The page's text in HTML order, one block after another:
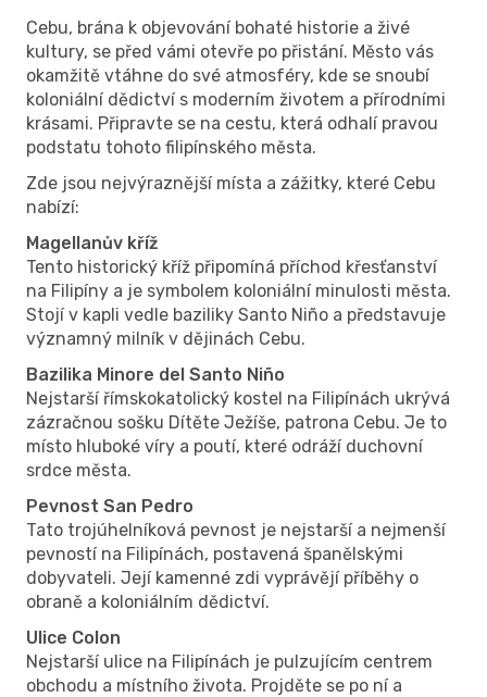
Cebu, brána k objevování bohaté historie a živé
kultury, se před vámi otevře po přistání. Město vás
okamžitě vtáhne do své atmosféry, kde se snoubí
koloniální dědictví s moderním životem a přírodními
krásami. Připravte se na cestu, která odhalí pravou
podstatu tohoto filipínského města.
Zde jsou nejvýraznější místa a zážitky, které Cebu
nabízí:
Magellanův kříž
Tento historický kříž připomíná příchod křesťanství
na Filipíny a je symbolem koloniální minulosti města.
Stojí v kapli vedle baziliky Santo Niño a představuje
významný milník v dějinách Cebu.
Bazilika Minore del Santo Niño
Nejstarší římskokatolický kostel na Filipínách ukrývá
zázračnou sošku Dítěte Ježíše, patrona Cebu. Je to
místo hluboké víry a poutí, které odráží duchovní
srdce města.
Pevnost San Pedro
Tato trojúhelníková pevnost je nejstarší a nejmenší
pevností na Filipínách, postavená španělskými
dobyvateli. Její kamenné zdi vyprávějí příběhy o
obraně a koloniálním dědictví.
Ulice Colon
Nejstarší ulice na Filipínách je pulzujícím centrem
obchodu a místního života. Projděte se po ní a